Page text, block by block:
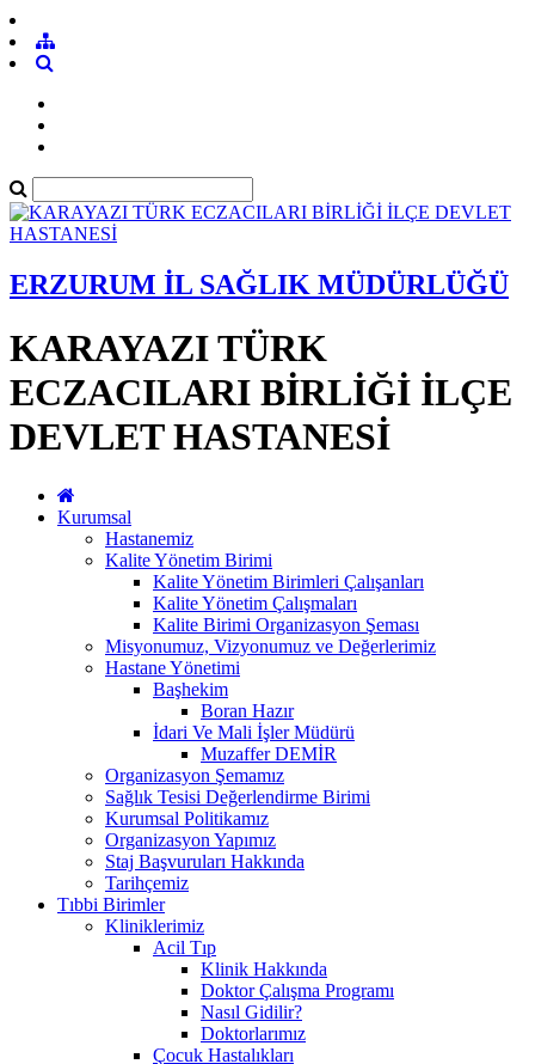
ERZURUM İL SAĞLIK MÜDÜRLÜĞÜ
KARAYAZI TÜRK
ECZACILARI BİRLİĞİ İLÇE
DEVLET HASTANESİ
Kurumsal
Hastanemiz
Kalite Yönetim Birimi
Kalite Yönetim Birimleri Çalışanları
Kalite Yönetim Çalışmaları
Kalite Birimi Organizasyon Şeması
Misyonumuz, Vizyonumuz ve Değerlerimiz
Hastane Yönetimi
Başhekim
Boran Hazır
İdari Ve Mali İşler Müdürü
Muzaffer DEMİR
Organizasyon Şemamız
Sağlık Tesisi Değerlendirme Birimi
Kurumsal Politikamız
Organizasyon Yapımız
Staj Başvuruları Hakkında
Tarihçemiz
Tıbbi Birimler
Kliniklerimiz
Acil Tıp
Klinik Hakkında
Doktor Çalışma Programı
Nasıl Gidilir?
Doktorlarımız
Çocuk Hastalıkları